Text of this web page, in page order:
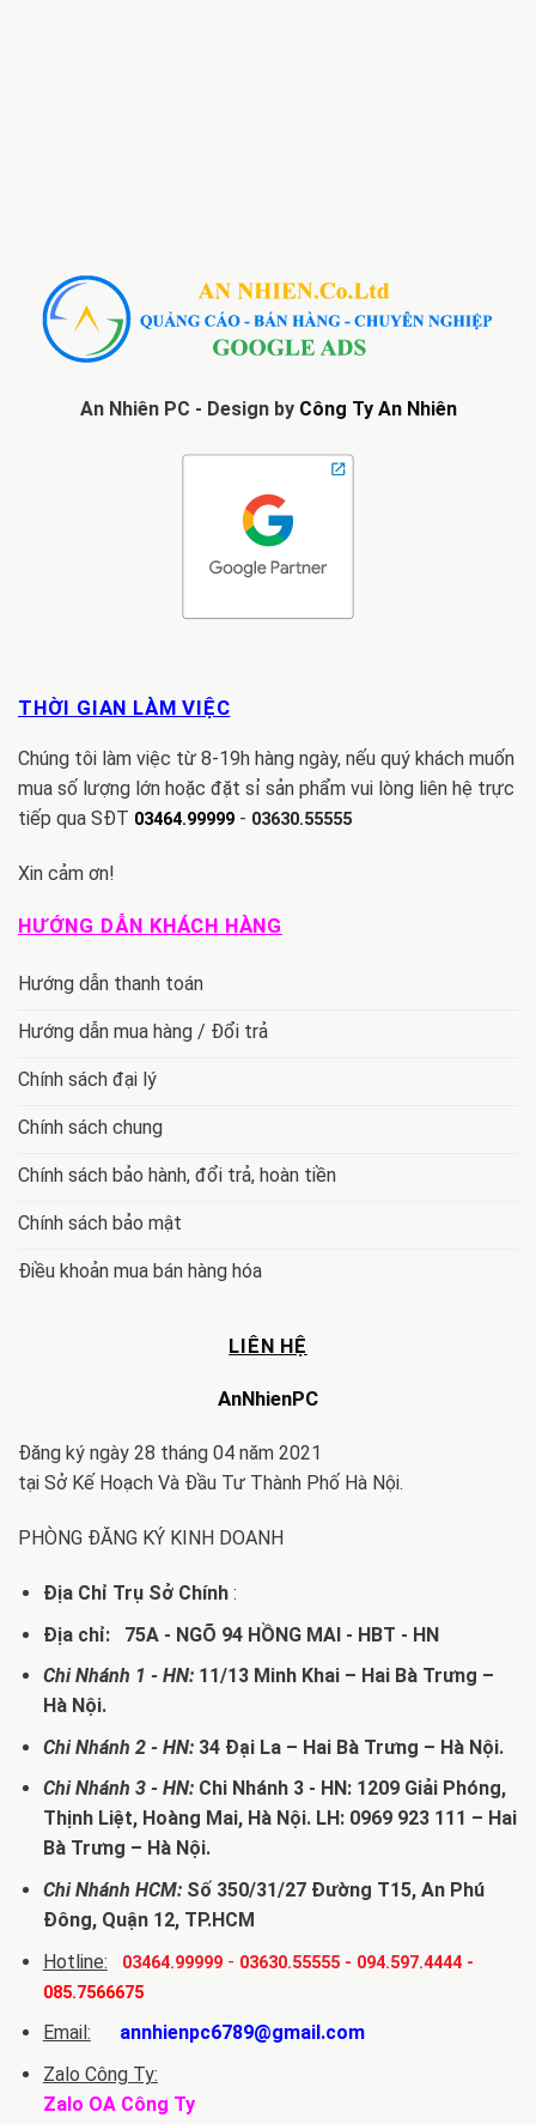
An Nhiên PC - Design by Công Ty An Nhiên
THỜI GIAN LÀM VIỆC
Chúng tôi làm việc từ 8-19h hàng ngày, nếu quý khách muốn
mua số lượng lớn hoặc đặt sỉ sản phẩm vui lòng liên hệ trực
tiếp qua SĐT 03464.99999 - 03630.55555
Xin cảm ơn!
HƯỚNG DẪN KHÁCH HÀNG
Hướng dẫn thanh toán
Hướng dẫn mua hàng / Đổi trả
Chính sách đại lý
Chính sách chung
Chính sách bảo hành, đổi trả, hoàn tiền
Chính sách bảo mật
Điều khoản mua bán hàng hóa
LIÊN HỆ
AnNhienPC
Đăng ký ngày 28 tháng 04 năm 2021
tại Sở Kế Hoạch Và Đầu Tư Thành Phố Hà Nội.
PHÒNG ĐĂNG KÝ KINH DOANH
Địa Chỉ Trụ Sở Chính:
Địa chỉ: 75A - NGÕ 94 HỒNG MAI - HBT - HN
Chi Nhánh 1 - HN:11/13 Minh Khai – Hai Bà Trưng –
Hà Nội.
Chi Nhánh 2 - HN:34 Đại La – Hai Bà Trưng – Hà Nội.
Chi Nhánh 3 - HN:Chi Nhánh 3 - HN: 1209 Giải Phóng,
Thịnh Liệt, Hoàng Mai, Hà Nội. LH: 0969 923 111 – Hai
Bà Trưng – Hà Nội.
Chi Nhánh HCM:Số 350/31/27 Đường T15, An Phú
Đông, Quận 12, TP.HCM
Hotline:
03464.99999- 03630.55555- 094.597.4444-
085.7566675
Email:
annhienpc6789@gmail.com
Zalo Công Ty:
Zalo OA Công Ty